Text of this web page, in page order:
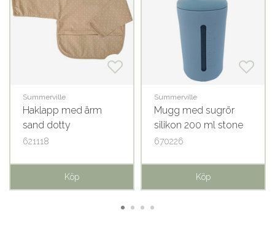
Summerville
Haklapp med ärm
sand dotty
621118
Köp
Summerville
Mugg med sugrör
silikon 200 ml stone
blue
670226
Köp